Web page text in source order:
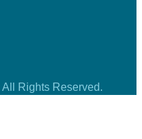
Rights Reserved.